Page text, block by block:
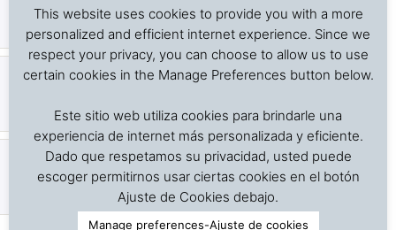
temperatura, ventilación, demoras, condición del
producto, embalaje, estiba y transferencia de carga.
Transporte refrigerado alimentos
carga refrigerada
3. Cuidado de la carga:
4
4. Preparación de la
carga
7
Copyright | Derechos reservados | Dr. J. A. Barreiro
Cargo Inspection Service LLC | 2018-2025
This website uses cookies to provide you with a more
personalized and efficient internet experience. Since we
respect your privacy, you can choose to allow us to use
certain cookies in the Manage Preferences button below.
Este sitio web utiliza cookies para brindarle una
experiencia de internet más personalizada y eficiente.
Dado que respetamos su privacidad, usted puede
escoger permitirnos usar ciertas cookies en el botón
Ajuste de Cookies debajo.
Manage preferences-Ajuste de cookies